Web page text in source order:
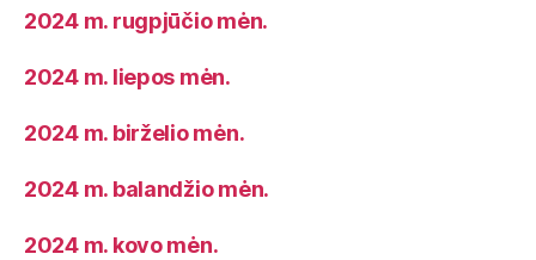
2024 m. rugpjūčio mėn.
2024 m. liepos mėn.
2024 m. birželio mėn.
2024 m. balandžio mėn.
2024 m. kovo mėn.